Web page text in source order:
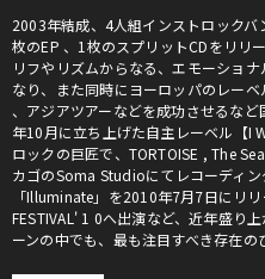
2003年結成、4人組インストロック
枚のEP 、1枚のスプリットCDをリリ
リフやリズムからなる、エモーショ
なり、また同時にヨーロッパのレー
、アジアツアーなどを成功させるな
年10月に立ち上げた自主レーベル【I
ロックの巨匠で、TORTOISE , The
カゴのSoma Studioにてレコーディ
「Illuminate」を2010年7月7日にリ
FESTIVAL' 1 0へ出演など、近年盛り
ーンの中でも、最も注目すべき存在の